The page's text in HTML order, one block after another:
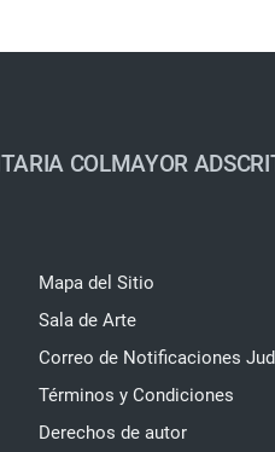
COLMAYOR
Mapa del Sitio
Sala de Arte
Correo de Notificaciones
Términos y Condiciones
Derechos de autor